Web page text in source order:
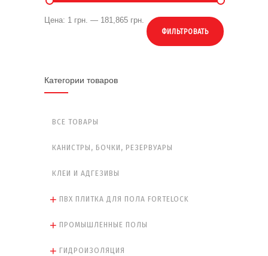
ФИЛЬТРОВАТЬ
Цена: 1 грн. — 181,865 грн.
Категории товаров
ВСЕ ТОВАРЫ
КАНИСТРЫ, БОЧКИ, РЕЗЕРВУАРЫ
КЛЕИ И АДГЕЗИВЫ
ПВХ ПЛИТКА ДЛЯ ПОЛА FORTELOCK
ПРОМЫШЛЕННЫЕ ПОЛЫ
ГИДРОИЗОЛЯЦИЯ